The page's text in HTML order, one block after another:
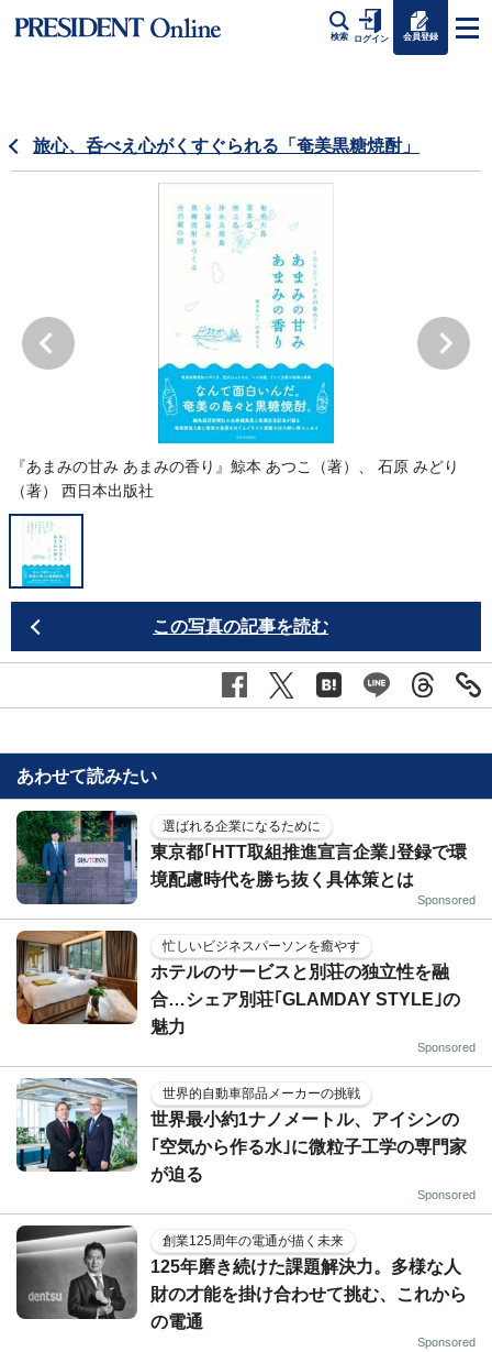
検索 ログイン 会員登録
旅心、呑べえ心がくすぐられる「奄美黒糖焼酎」
『あまみの甘み あまみの香り』鯨本 あつこ（著）、 石原 みどり
（著） 西日本出版社
この写真の記事を読む
あわせて読みたい
選ばれる企業になるために
東京都｢HTT取組推進宣言企業｣登録で環
境配慮時代を勝ち抜く具体策とは
Sponsored
忙しいビジネスパーソンを癒やす
ホテルのサービスと別荘の独立性を融
合…シェア別荘｢GLAMDAY STYLE｣の
魅力
Sponsored
世界的自動車部品メーカーの挑戦
世界最小約1ナノメートル、アイシンの
｢空気から作る水｣に微粒子工学の専門家
が迫る
Sponsored
創業125周年の電通が描く未来
125年磨き続けた課題解決力。多様な人
財の才能を掛け合わせて挑む、これから
の電通
Sponsored